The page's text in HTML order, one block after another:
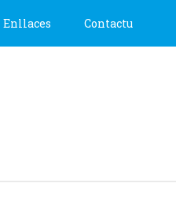
Enllaces Contactu